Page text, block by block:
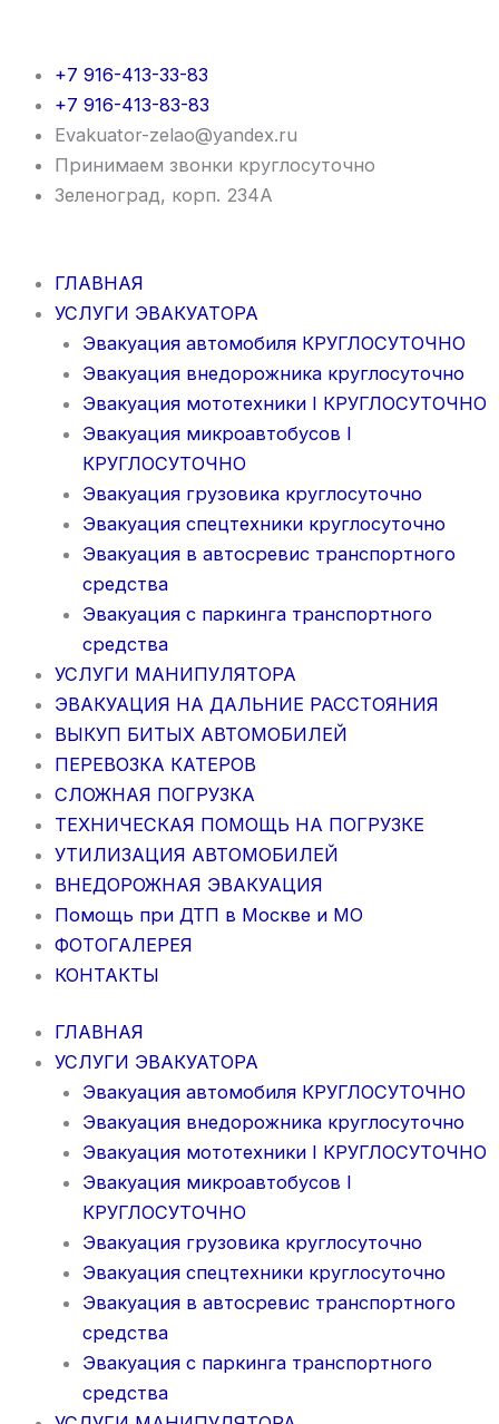
+7 916-413-33-83
+7 916-413-83-83
Evakuator-zelao@yandex.ru
Принимаем звонки круглосуточно
Зеленоград, корп. 234А
ГЛАВНАЯ
УСЛУГИ ЭВАКУАТОРА
Эвакуация автомобиля КРУГЛОСУТОЧНО
Эвакуация внедорожника круглосуточно
Эвакуация мототехники I КРУГЛОСУТОЧНО
Эвакуация микроавтобусов I
КРУГЛОСУТОЧНО
Эвакуация грузовика круглосуточно
Эвакуация спецтехники круглосуточно
Эвакуация в автосревис транспортного
средства
Эвакуация с паркинга транспортного
средства
УСЛУГИ МАНИПУЛЯТОРА
ЭВАКУАЦИЯ НА ДАЛЬНИЕ РАССТОЯНИЯ
ВЫКУП БИТЫХ АВТОМОБИЛЕЙ
ПЕРЕВОЗКА КАТЕРОВ
СЛОЖНАЯ ПОГРУЗКА
ТЕХНИЧЕСКАЯ ПОМОЩЬ НА ПОГРУЗКЕ
УТИЛИЗАЦИЯ АВТОМОБИЛЕЙ
ВНЕДОРОЖНАЯ ЭВАКУАЦИЯ
Помощь при ДТП в Москве и МО
ФОТОГАЛЕРЕЯ
КОНТАКТЫ
ГЛАВНАЯ
УСЛУГИ ЭВАКУАТОРА
Эвакуация автомобиля КРУГЛОСУТОЧНО
Эвакуация внедорожника круглосуточно
Эвакуация мототехники I КРУГЛОСУТОЧНО
Эвакуация микроавтобусов I
КРУГЛОСУТОЧНО
Эвакуация грузовика круглосуточно
Эвакуация спецтехники круглосуточно
Эвакуация в автосревис транспортного
средства
Эвакуация с паркинга транспортного
средства
содержимому